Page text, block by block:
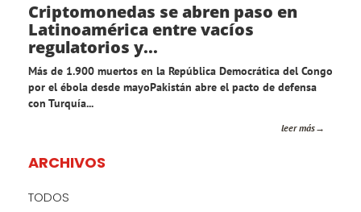
Criptomonedas se abren paso en
Latinoamérica entre vacíos
regulatorios y...
Más de 1.900 muertos en la República Democrática del Congo
por el ébola desde mayoPakistán abre el pacto de defensa
con Turquía...
leer más
ARCHIVOS
TODOS